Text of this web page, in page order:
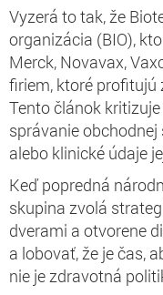
Vyzerá to tak, že
organizácia (BIO),
Merck, Novavax,
firiem, ktoré profitujú
Tento článok
správanie obchodnej
alebo klinické údaje
Keď popredná
skupina zvolá
dverami a otvorene
a lobovať, že je čas,
nie je zdravotná